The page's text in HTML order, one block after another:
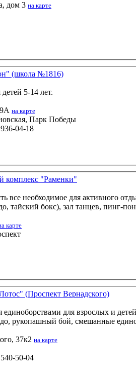
дом 3 на карте
(школа №1816)
5-14 лет.
на карте
Парк Победы
04-18
комплекс "Раменки"
все необходимое для активного
тайский бокс), зал танцев, пинг-
карте
(Проспект Вернадского)
единоборствами для взрослых и
рукопашный бой, смешанные
37к2 на карте
50-04